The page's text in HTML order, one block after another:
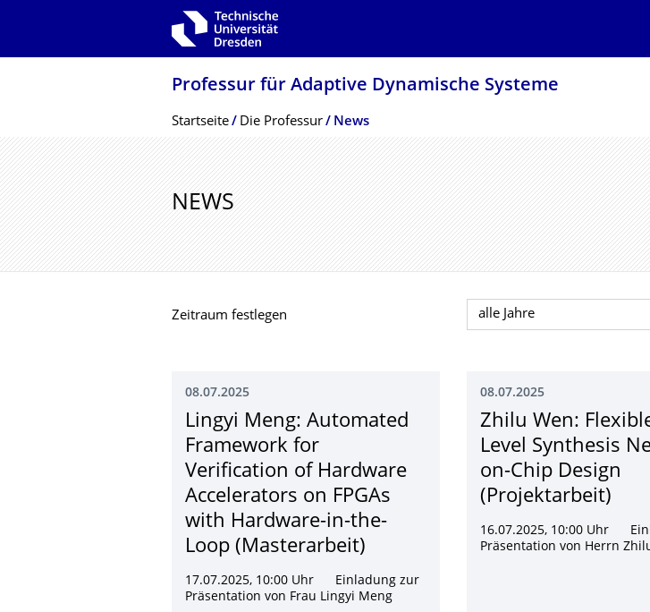
Zur Hauptnavigation springen
Professur für Adaptive Dynamische Systeme
Breadcrumb-Menü
Startseite Die Professur News
NEWS
Zeitraum festlegen Jahr auswählen
08.07.2025
Lingyi Meng: Automated
Framework for
Verification of Hardware
Accelerators on FPGAs
with Hardware-in-the-
Loop (Masterarbeit)
17.07.2025, 10:00 Uhr Einladung zur
Präsentation von Frau Lingyi Meng
08.07.2025
Zhilu Wen:
Level Synthesis
on-Chip Design
(Projektarbeit)
16.07.2025, 10:00 Uhr
Präsentation von Herrn